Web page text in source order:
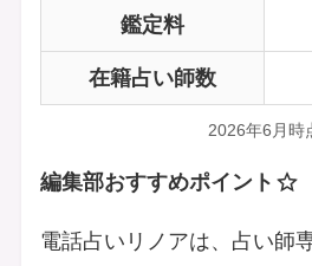
鑑定料
在籍占い師数
2026年6月時
編集部おすすめポイント
電話占いリノアは、占い師